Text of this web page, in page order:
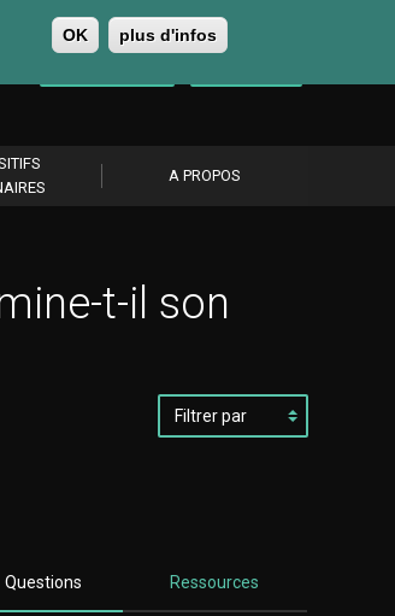
OK plus d'infos
A PROPOS
t-il son
par
Questions Ressources